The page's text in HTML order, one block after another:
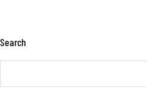
Search